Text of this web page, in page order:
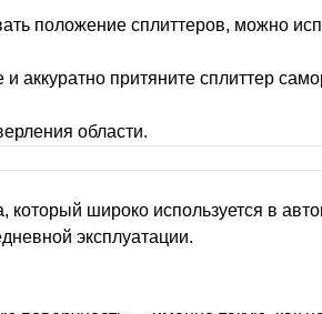
положение сплиттеров, можно
аккуратно притяните сплиттер
области.
который широко используется в
эксплуатации.